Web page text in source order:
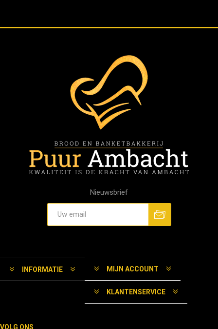
Nieuwsbrief
INFORMATIE MIJN ACCOUNT
KLANTENSERVICE
VOLG ONS